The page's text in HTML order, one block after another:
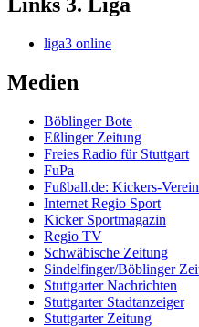
liga3 online
Medien
Böblinger Bote
Eßlinger Zeitung
Freies Radio für Stuttgart
FuPa
Fußball.de: Kickers-
Internet Regio Sport
Kicker Sportmagazin
Regio TV
Schwäbische Zeitung
Sindelfinger/Böblinger
Stuttgarter Nachrichten
Stuttgarter Stadtanzeiger
Stuttgarter Zeitung